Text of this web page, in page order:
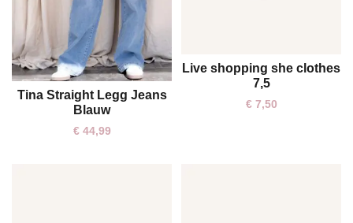
S L XL
Tina Straight Legg Jeans
Blauw
€44,99
One size
Live shopping she clothes
7,5
€7,50